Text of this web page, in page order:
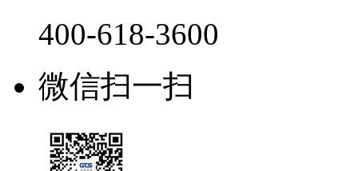
400-618-3600
微信扫一扫